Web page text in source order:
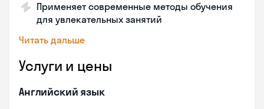
Применяет современные методы обучения
для увлекательных занятий
Читать дальше
Услуги и цены
Английский язык